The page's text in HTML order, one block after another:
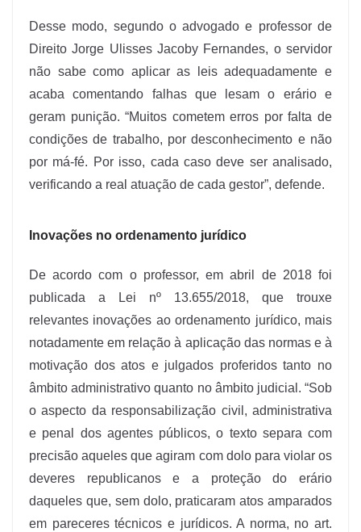
Desse modo, segundo o advogado e professor de
Direito Jorge Ulisses Jacoby Fernandes, o servidor
não sabe como aplicar as leis adequadamente e
acaba comentando falhas que lesam o erário e
geram punição. “Muitos cometem erros por falta de
condições de trabalho, por desconhecimento e não
por má-fé. Por isso, cada caso deve ser analisado,
verificando a real atuação de cada gestor”, defende.
Inovações no ordenamento jurídico
De acordo com o professor, em abril de 2018 foi
publicada a Lei nº 13.655/2018, que trouxe
relevantes inovações ao ordenamento jurídico, mais
notadamente em relação à aplicação das normas e à
motivação dos atos e julgados proferidos tanto no
âmbito administrativo quanto no âmbito judicial. “Sob
o aspecto da responsabilização civil, administrativa
e penal dos agentes públicos, o texto separa com
precisão aqueles que agiram com dolo para violar os
deveres republicanos e a proteção do erário
daqueles que, sem dolo, praticaram atos amparados
em pareceres técnicos e jurídicos. A norma, no art.